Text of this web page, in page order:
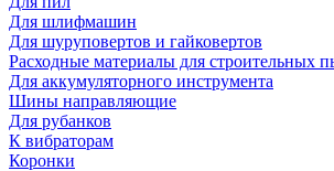
Для шлифмашин
Для шуруповертов и гайковертов
Расходные материалы для строительных
Для аккумуляторного инструмента
Шины направляющие
Для рубанков
К вибраторам
Коронки